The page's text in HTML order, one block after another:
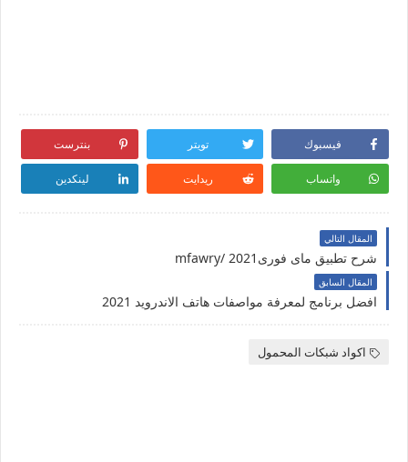
فيسبوك تويتر بنترست
واتساب ريدايت لينكدين
المقال التالي
شرح تطبيق ماى فورى2021 /mfawry
المقال السابق
افضل برنامج لمعرفة مواصفات هاتف الاندرويد 2021
اكواد شبكات المحمول